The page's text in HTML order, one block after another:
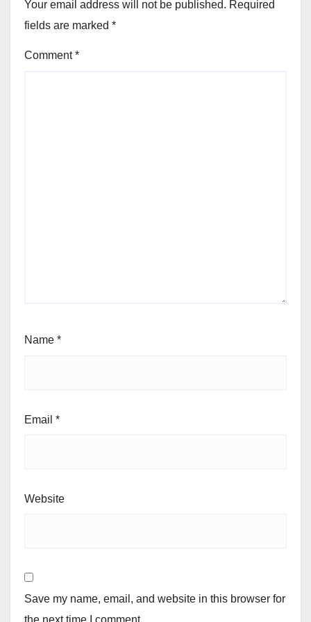
Your email address will not be published. Required
fields are marked *
Comment*
Name *
Email *
Website
Save my name, email, and website in this browser for
the next time I comment.